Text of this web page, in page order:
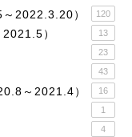
2022.3.20） 120
） 13
23
43
～2021.4） 16
1
4